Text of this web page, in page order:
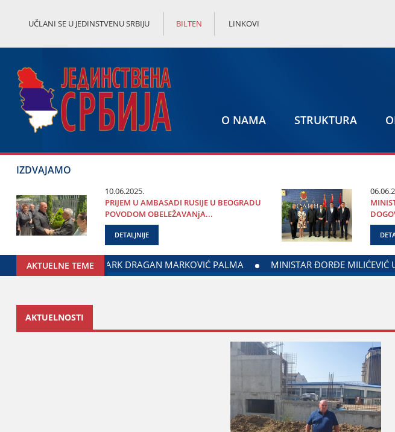
UČLANI SE U JEDINSTVENU SRBIJU BILTEN LINKOVI
O NAMA STRUKTURA
IZDVAJAMO
10.06.2025.
PRIЈEM U AMBASADI RUSIЈE U BEOGRADU
POVODOM OBELEŽAVANjA...
DETALJNIJE
AKTUELNE TEME
MILIĆEVIĆ U ЈAGODINI: DOGOVOREN NASTAVAK SARADNjE GRADA ЈAGODINE I
AKTUELNOSTI